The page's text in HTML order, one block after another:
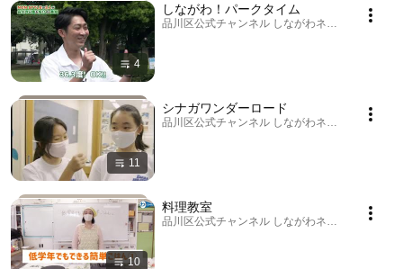
4
しながわ！パークタイム
品川区公式チャンネル しながわネットTV ·
11
シナガワンダーロード
品川区公式チャンネル しながわネットTV ·
10
料理教室
品川区公式チャンネル しながわネットTV ·